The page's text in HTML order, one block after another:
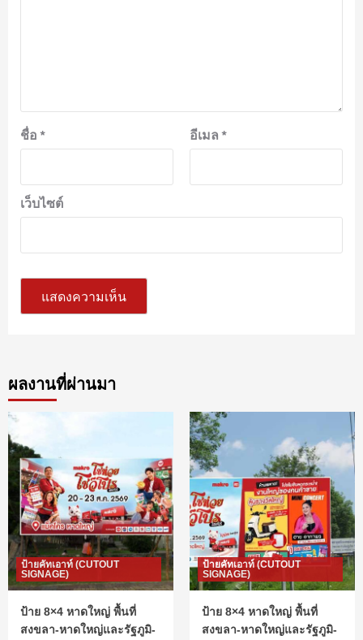
ชื่อ * อีเมล *
เว็บไซต์
ผลงานที่ผ่านมา
ป้ายคัทเอาท์ (CUTOUT
SIGNAGE)
ป้าย 8×4 หาดใหญ่ พื้นที่
สงขลา-หาดใหญ่และรัฐภูมิ-
ป้ายคัทเอาท์ (CUTOUT
SIGNAGE)
ป้าย 8×4 หาดใหญ่ พื้นที่
สงขลา-หาดใหญ่และรัฐภูมิ-